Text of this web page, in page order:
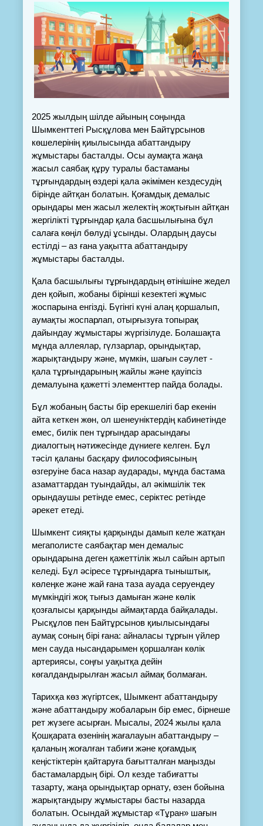
2025 жылдың шілде айының соңында
Шымкенттегі Рысқұлова мен Байтұрсынов
көшелерінің қиылысында абаттандыру
жұмыстары басталды. Осы аумақта жаңа
жасыл саябақ құру туралы бастаманы
тұрғындардың өздері қала әкімімен кездесудің
бірінде айтқан болатын. Қоғамдық демалыс
орындары мен жасыл желектің жоқтығын айтқан
жергілікті тұрғындар қала басшылығына бұл
салаға көңіл бөлуді ұсынды. Олардың даусы
естілді – аз ғана уақытта абаттандыру
жұмыстары басталды.
Қала басшылығы тұрғындардың өтінішіне жедел
ден қойып, жобаны бірінші кезектегі жұмыс
жоспарына енгізді. Бүгінгі күні алаң қоршалып,
аумақты жоспарлап, отырғызуға топырақ
дайындау жұмыстары жүргізілуде. Болашақта
мұнда аллеялар, гүлзарлар, орындықтар,
жарықтандыру және, мүмкін, шағын сәулет -
қала тұрғындарының жайлы және қауіпсіз
демалуына қажетті элементтер пайда болады.
Бұл жобаның басты бір ерекшелігі бар екенін
айта кеткен жөн, ол шенеуніктердің кабинетінде
емес, билік пен тұрғындар арасындағы
диалогтың нәтижесінде дүниеге келген. Бұл
тәсіл қаланы басқару философиясының
өзгеруіне баса назар аударады, мұнда бастама
азаматтардан туындайды, ал әкімшілік тек
орындаушы ретінде емес, серіктес ретінде
әрекет етеді.
Шымкент сияқты қарқынды дамып келе жатқан
мегаполисте саябақтар мен демалыс
орындарына деген қажеттілік жыл сайын артып
келеді. Бұл әсіресе тұрғындарға тыныштық,
көлеңке және жай ғана таза ауада серуендеу
мүмкіндігі жоқ тығыз дамыған және көлік
қозғалысы қарқынды аймақтарда байқалады.
Рысқұлов пен Байтұрсынов қиылысындағы
аумақ соның бірі ғана: айналасы тұрғын үйлер
мен сауда нысандарымен қоршалған көлік
артериясы, соңғы уақытқа дейін
көгалдандырылған жасыл аймақ болмаған.
Тарихқа көз жүгіртсек, Шымкент абаттандыру
және абаттандыру жобаларын бір емес, бірнеше
рет жүзеге асырған. Мысалы, 2024 жылы қала
Қошқарата өзенінің жағалауын абаттандыру –
қаланың жоғалған табиғи және қоғамдық
кеңістіктерін қайтаруға бағытталған маңызды
бастамалардың бірі. Ол кезде табиғатты
тазарту, жаңа орындықтар орнату, өзен бойына
жарықтандыру жұмыстары басты назарда
болатын. Осындай жұмыстар «Тұран» шағын